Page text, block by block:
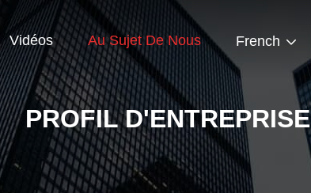
Vidéos Au Sujet De Nous French
PROFIL D'ENTREPRISE